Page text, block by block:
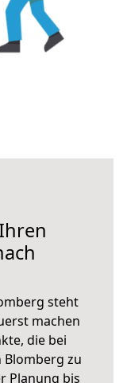
steht
machen
die bei
Blomberg zu
Planung bis